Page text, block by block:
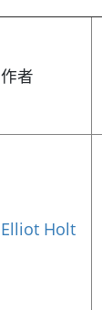
作者
Elliot Holt